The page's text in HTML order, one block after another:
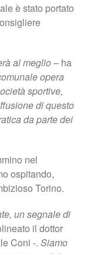
è stato portato
al meglio – ha
opera
sportive,
di questo
da parte dei
nel
ospitando,
Torino.
un segnale di
il dottor
Coni -. Siamo